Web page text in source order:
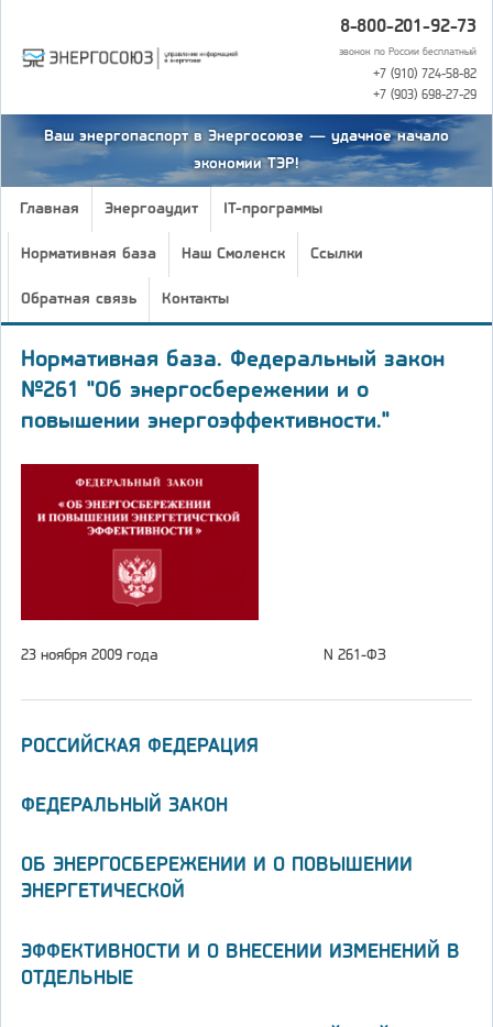
8-800-201-92-73
звонок по России бесплатный
+7 (910) 724-58-82
+7 (903) 698-27-29
Ваш энергопаспорт в Энергосоюзе — удачное начало
экономии ТЭР!
Главная Энергоаудит IT-программы
Нормативная база Наш Смоленск Ссылки
Обратная связь Контакты
Нормативная база. Федеральный закон
№261 "Об энергосбережении и о
повышении энергоэффективности."
23 ноября 2009 года N 261-ФЗ
РОССИЙСКАЯ ФЕДЕРАЦИЯ
ФЕДЕРАЛЬНЫЙ ЗАКОН
ОБ ЭНЕРГОСБЕРЕЖЕНИИ И О ПОВЫШЕНИИ
ЭНЕРГЕТИЧЕСКОЙ
ЭФФЕКТИВНОСТИ И О ВНЕСЕНИИ ИЗМЕНЕНИЙ В
ОТДЕЛЬНЫЕ